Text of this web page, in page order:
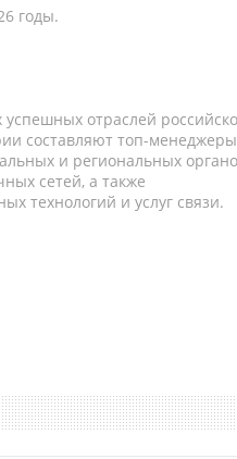
годы.
отраслей
составляют топ-
и региональных
сетей, а также
технологий и услуг связи.